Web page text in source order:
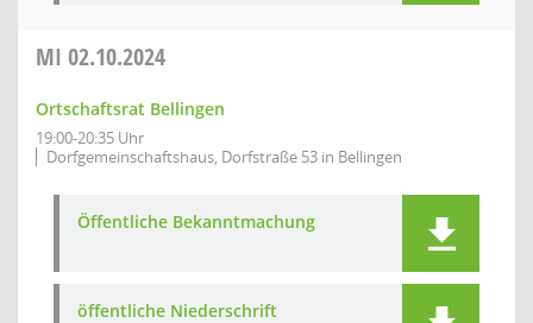
MI 02.10.2024
Ortschaftsrat Bellingen
19:00-20:35 Uhr
Dorfgemeinschaftshaus, Dorfstraße 53 in Bellingen
Öffentliche Bekanntmachung
öffentliche Niederschrift